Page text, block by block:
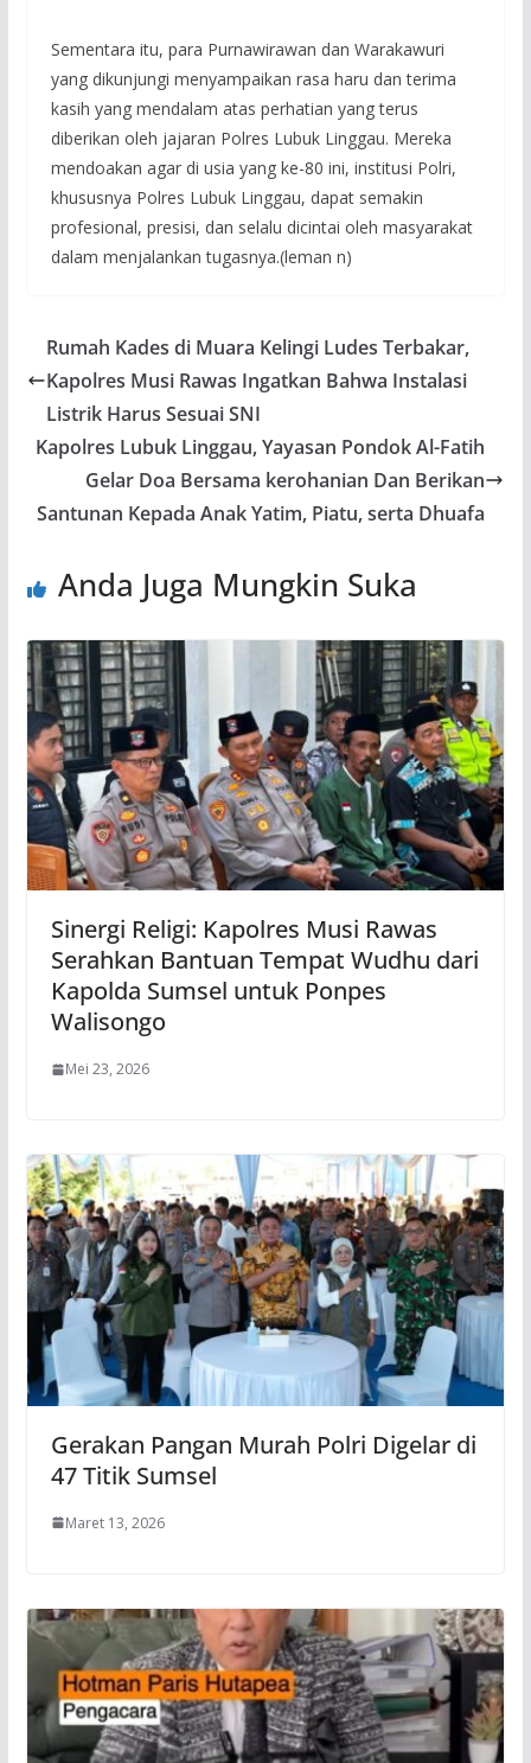
Sementara itu, para Purnawirawan dan Warakawuri
yang dikunjungi menyampaikan rasa haru dan terima
kasih yang mendalam atas perhatian yang terus
diberikan oleh jajaran Polres Lubuk Linggau. Mereka
mendoakan agar di usia yang ke-80 ini, institusi Polri,
khususnya Polres Lubuk Linggau, dapat semakin
profesional, presisi, dan selalu dicintai oleh masyarakat
dalam menjalankan tugasnya.(leman n)
Rumah Kades di Muara Kelingi Ludes Terbakar,
Kapolres Musi Rawas Ingatkan Bahwa Instalasi
Listrik Harus Sesuai SNI
Kapolres Lubuk Linggau, Yayasan Pondok Al-Fatih
Gelar Doa Bersama kerohanian Dan Berikan
Santunan Kepada Anak Yatim, Piatu, serta Dhuafa
Anda Juga Mungkin Suka
Sinergi Religi: Kapolres Musi Rawas
Serahkan Bantuan Tempat Wudhu dari
Kapolda Sumsel untuk Ponpes
Walisongo
Mei 23, 2026
Gerakan Pangan Murah Polri Digelar di
47 Titik Sumsel
Maret 13, 2026